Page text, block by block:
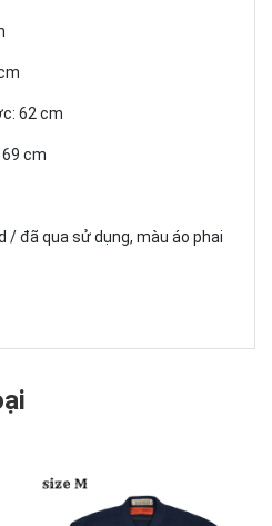
62 cm
cm
/ đã qua sử dụng, màu áo phai